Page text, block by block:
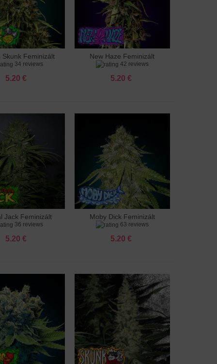
a kosárhoz
Skunk Feminizált
34 reviews
5.20 €
Hozzáadás a kosárhoz
New Haze Feminizált
42 reviews
5.20 €
a kosárhoz
Jack Feminizált
36 reviews
5.20 €
Hozzáadás a kosárhoz
Moby Dick Feminizált
63 reviews
5.20 €